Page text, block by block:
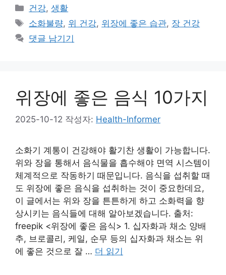
카
테
리
건강,생활
태
그
소화불량, 위 건강, 위장에 좋은 습관, 장 건강
댓글 남기기
위장에 좋은 음식 10가지
2025-10-12 작성자: Health-Informer
소화기 계통이 건강해야 활기찬 생활이 가능합니다.
위와 장을 통해서 음식물을 흡수해야 면역 시스템이
체계적으로 작동하기 때문입니다. 음식을 섭취할 때
도 위장에 좋은 음식을 섭취하는 것이 중요한데요,
이 글에서는 위와 장을 튼튼하게 하고 소화력을 향
상시키는 음식들에 대해 알아보겠습니다. 출처:
freepik <위장에 좋은 음식> 1. 십자화과 채소 양배
추, 브로콜리, 케일, 순무 등의 십자화과 채소는 위
에 좋은 것으로 잘 … 더 읽기